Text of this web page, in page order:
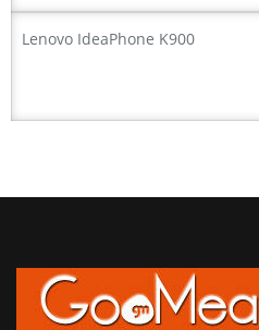
Lenovo IdeaPhone K900